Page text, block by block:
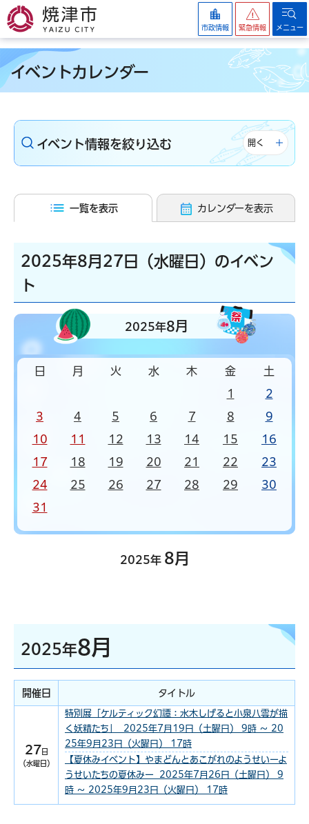
焼津市
市政情報 緊急情報 メニュー
イベントカレンダー
イベント情報を絞り込む 開く
一覧を表示 カレンダーを表示
2025年8月27日（水曜日）のイベン
ト
2025年8月
日 月 火 水 木 金 土
1 2
3 4 5 6 7 8 9
10 11 12 13 14 15 16
17 18 19 20 21 22 23
24 25 26 27 28 29 30
31
2025年 8月
2025年8月
開催日 タイトル
27 日
（水曜日）
特別展「ケルティック幻譚：水木しげると小泉八雲が描
く妖精たち」 2025年7月19日（土曜日） 9時 ～ 20
25年9月23日（火曜日） 17時
【夏休みイベント】やまどんとあこがれのようせいーよ
うせいたちの夏休みー 2025年7月26日（土曜日） 9
時 ～ 2025年9月23日（火曜日） 17時